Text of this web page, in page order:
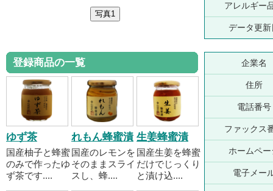
アレルギー
データ更新
登録商品の一覧
ゆず茶
国産柚子と蜂蜜
のみで作ったゆ
ず茶です....
れもん蜂蜜漬
国産のレモンを
そのままスライ
スし、蜂....
生姜蜂蜜漬
国産生姜を蜂蜜
だけでじっくり
と漬け込....
企業名
住所
電話番号
ファックス
ホームペー
電子メー